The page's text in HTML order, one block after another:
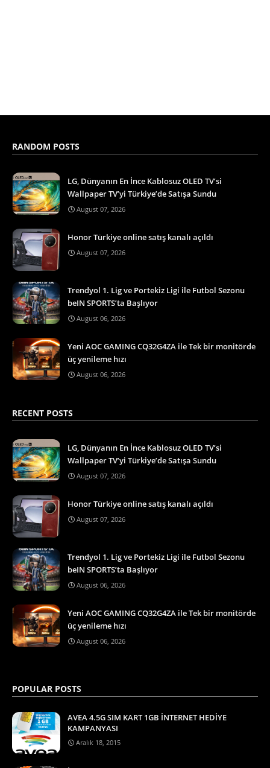
RANDOM POSTS
LG, Dünyanın En İnce Kablosuz OLED TV’si
Wallpaper TV’yi Türkiye’de Satışa Sundu
August 07, 2026
Honor Türkiye online satış kanalı açıldı
August 07, 2026
Trendyol 1. Lig ve Portekiz Ligi ile Futbol Sezonu
beIN SPORTS’ta Başlıyor
August 06, 2026
Yeni AOC GAMING CQ32G4ZA ile Tek bir monitörde
üç yenileme hızı
August 06, 2026
RECENT POSTS
LG, Dünyanın En İnce Kablosuz OLED TV’si
Wallpaper TV’yi Türkiye’de Satışa Sundu
August 07, 2026
Honor Türkiye online satış kanalı açıldı
August 07, 2026
Trendyol 1. Lig ve Portekiz Ligi ile Futbol Sezonu
beIN SPORTS’ta Başlıyor
August 06, 2026
Yeni AOC GAMING CQ32G4ZA ile Tek bir monitörde
üç yenileme hızı
August 06, 2026
POPULAR POSTS
AVEA 4.5G SIM KART 1GB İNTERNET HEDİYE
KAMPANYASI
Aralık 18, 2015